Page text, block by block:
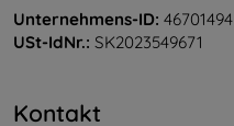
Unternehmens-ID: 46701494
USt-IdNr.: SK2023549671
Kontakt